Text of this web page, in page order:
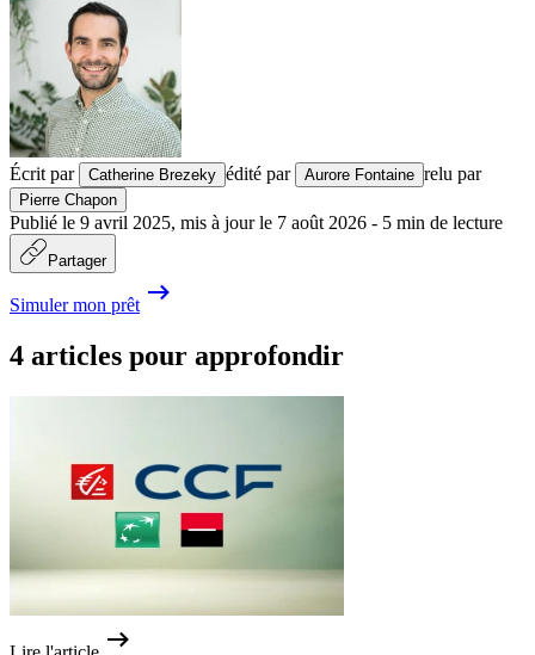
Écrit par Catherine Brezeky édité par Aurore Fontaine relu par
Pierre Chapon
Publié le 9 avril 2025, mis à jour le 7 août 2026 - 5 min de lecture
Partager
Simuler mon prêt
4 articles pour approfondir